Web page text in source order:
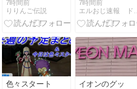
DM、実は僕
にも届いてい
ました
7時間前
りりんご伝説
加してきた奴
がゴミすぎて
負けた…誰も
てないし…
250万損し
た…ほんと最
悪だわ…
7時間前
色々スタート
イオンのグッ